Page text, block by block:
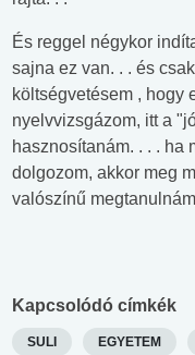
És reggel négykor
sajna ez van. . . és
költségvetésem , hogy
nyelvvizsgázom, itt a
hasznosítanám. . . . ha
dolgozom, akkor meg
valószínű
Kapcsolódó címkék
SULI EGYETEM